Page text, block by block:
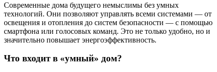
Современные дома будущего немыслимы без умных
технологий. Они позволяют управлять всеми системами — от
освещения и отопления до систем безопасности — с помощью
смартфона или голосовых команд. Это не только удобно, но и
значительно повышает энергоэффективность.
Что входит в «умный» дом?